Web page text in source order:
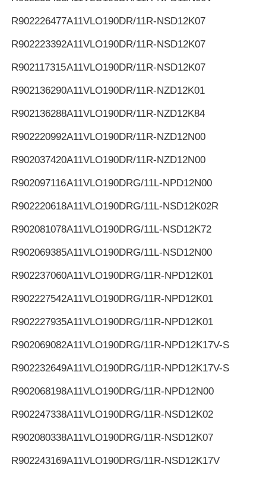
R902226477A11VLO190DR/11R-NSD12K07
R902223392A11VLO190DR/11R-NSD12K07
R902117315A11VLO190DR/11R-NSD12K07
R902136290A11VLO190DR/11R-NZD12K01
R902136288A11VLO190DR/11R-NZD12K84
R902220992A11VLO190DR/11R-NZD12N00
R902037420A11VLO190DR/11R-NZD12N00
R902097116A11VLO190DRG/11L-NPD12N00
R902220618A11VLO190DRG/11L-NSD12K02R
R902081078A11VLO190DRG/11L-NSD12K72
R902069385A11VLO190DRG/11L-NSD12N00
R902237060A11VLO190DRG/11R-NPD12K01
R902227542A11VLO190DRG/11R-NPD12K01
R902227935A11VLO190DRG/11R-NPD12K01
R902069082A11VLO190DRG/11R-NPD12K17V-S
R902232649A11VLO190DRG/11R-NPD12K17V-S
R902068198A11VLO190DRG/11R-NPD12N00
R902247338A11VLO190DRG/11R-NSD12K02
R902080338A11VLO190DRG/11R-NSD12K07
R902243169A11VLO190DRG/11R-NSD12K17V